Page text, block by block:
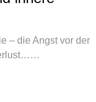
– die Angst vor der